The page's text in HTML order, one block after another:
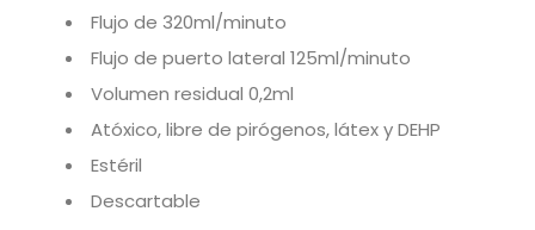
Flujo de 320ml/minuto
Flujo de puerto lateral 125ml/minuto
Volumen residual 0,2ml
Atóxico, libre de pirógenos, látex y DEHP
Estéril
Descartable